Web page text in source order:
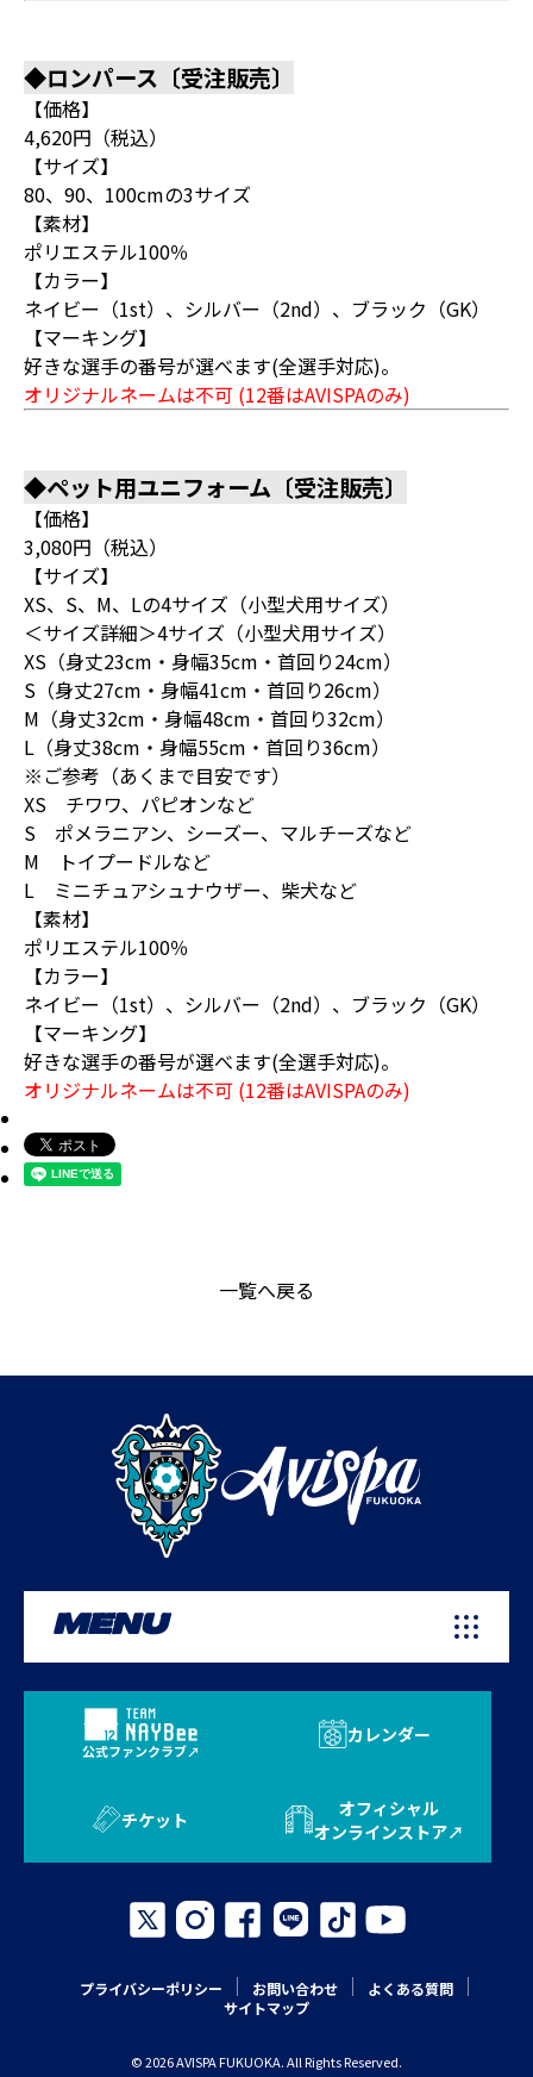
◆ロンパース〔受注販売〕
【価格】
4,620円（税込）
【サイズ】
80、90、100cmの3サイズ
【素材】
ポリエステル100％
【カラー】
ネイビー（1st）、シルバー（2nd）、ブラック（GK）
【マーキング】
好きな選手の番号が選べます(全選手対応)。
オリジナルネームは不可 (12番はAVISPAのみ)
◆ペット用ユニフォーム〔受注販売〕
【価格】
3,080円（税込）
【サイズ】
XS、S、M、Lの4サイズ（小型犬用サイズ）
＜サイズ詳細＞4サイズ（小型犬用サイズ）
XS（身丈23cm・身幅35cm・首回り24cm）
S（身丈27cm・身幅41cm・首回り26cm）
M（身丈32cm・身幅48cm・首回り32cm）
L（身丈38cm・身幅55cm・首回り36cm）
※ご参考（あくまで目安です）
XS チワワ、パピオンなど
S ポメラニアン、シーズー、マルチーズなど
M トイプードルなど
L ミニチュアシュナウザー、柴犬など
【素材】
ポリエステル100％
【カラー】
ネイビー（1st）、シルバー（2nd）、ブラック（GK）
【マーキング】
好きな選手の番号が選べます(全選手対応)。
オリジナルネームは不可 (12番はAVISPAのみ)
一覧へ戻る
MENU
公式ファンクラブ
カレンダー
チケット
オフィシャル
オンラインストア
プライバシーポリシー お問い合わせ
よくある質問
サイトマップ
© 2026 AVISPA FUKUOKA. All Rights Reserved.